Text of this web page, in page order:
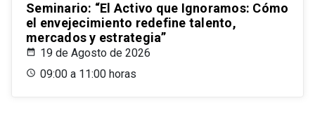
Seminario: “El Activo que Ignoramos: Cómo
el envejecimiento redefine talento,
mercados y estrategia”
19 de Agosto de 2026
09:00 a 11:00 horas